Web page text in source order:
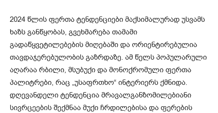
2024 წლის ფერთა ტენდენციები მაქსიმალურად უსვამს
ხაზს განწყობას, გვეხმარება თამამი
გადაწყვეტილებების მიღებაში და ორიენტირებულია
თავდაჯერებულობის გაზრდაზე. ამ წელს პოპულარული
აღარაა რბილი, მსუბუქი და მონოქრომული ფერთა
პალიტრები, რაც „უსაფრთხო“ ინტერიერს ქმნიდა.
დღევანდელი ტენდენცია მრავალგანზომილებიანი
სივრცეების შექმნაა მუქი ჩრდილებისა და ფერების